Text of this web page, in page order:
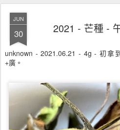
JUN
30 2021 - 芒種 -
unknown - 2021.06.21 - 4g - 初
+廣。